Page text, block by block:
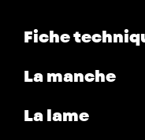
Fiche
La manche
La lame